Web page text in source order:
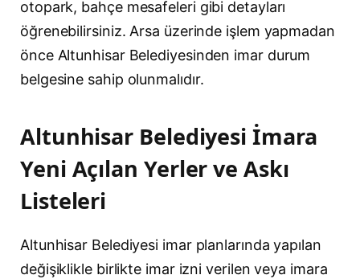
otopark, bahçe mesafeleri gibi detayları
öğrenebilirsiniz. Arsa üzerinde işlem yapmadan
önce Altunhisar Belediyesinden imar durum
belgesine sahip olunmalıdır.
Altunhisar Belediyesi İmara
Yeni Açılan Yerler ve Askı
Listeleri
Altunhisar Belediyesi imar planlarında yapılan
değişiklikle birlikte imar izni verilen veya imara